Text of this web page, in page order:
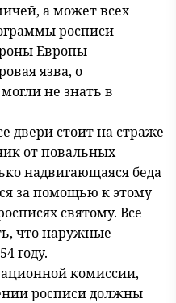
а может всех
росписи
Европы
язва, о
не знать в
двери стоит на страже
от повальных
надвигающаяся беда
за помощью к этому
святому. Все
что наружные
году.
комиссии,
росписи должны